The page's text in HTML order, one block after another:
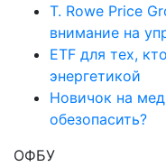
T. Rowe Price
внимание на
ETF для тех,
энергетикой
Новичок на
обезопасить?
ОФБУ